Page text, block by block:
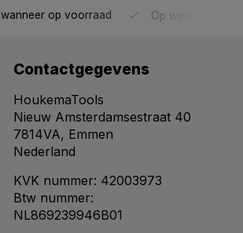
, wanneer op voorraad Op werkdagen
Contactgegevens
HoukemaTools
Nieuw Amsterdamsestraat 40
7814VA, Emmen
Nederland
KVK nummer: 42003973
Btw nummer:
NL869239946B01